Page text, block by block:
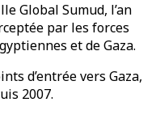
Global Sumud, l’an
par les forces
et de Gaza.
d’entrée vers Gaza,
2007.